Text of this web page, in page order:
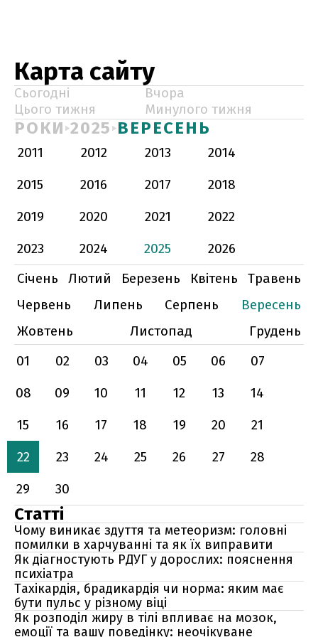
Карта сайту
Сьогодні
Вчора
Цього тижня
Минулого тижня
РОКИ 2025 ВЕРЕСЕНЬ
2011 2012 2013
2014
2015
2016 2017
2018
2019
2020 2021
2022
2023
2024 2025
2026
Січень
Лютий Березень Квітень
Травень
Червень
Липень Серпень
Вересень
Жовтень
Листопад
Грудень
01
02 03 04 05 06
07
08
09 10 11 12 13
14
15
16 17 18 19 20
21
22
23 24 25 26 27
28
29
30
Статті
Чому виникає здуття та метеоризм: головні
помилки в харчуванні та як їх виправити
Як діагностують РДУГ у дорослих: пояснення
психіатра
Тахікардія, брадикардія чи норма: яким має
бути пульс у різному віці
Як розподіл жиру в тілі впливає на мозок,
емоції та вашу поведінку: неочікуване